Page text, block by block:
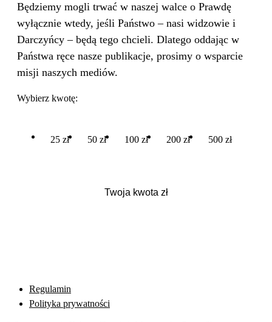
Będziemy mogli trwać w naszej walce o Prawdę
wyłącznie wtedy, jeśli Państwo – nasi widzowie i
Darczyńcy – będą tego chcieli. Dlatego oddając w
Państwa ręce nasze publikacje, prosimy o wsparcie
misji naszych mediów.
Wybierz kwotę:
25 zł 50 zł 100 zł 200 zł 500 zł
Regulamin
Polityka prywatności